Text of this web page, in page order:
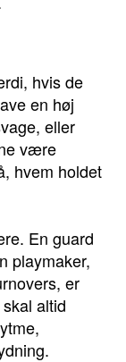
hvis de
en høj
eller
være
hvem holdet
En guard
playmaker,
er
altid